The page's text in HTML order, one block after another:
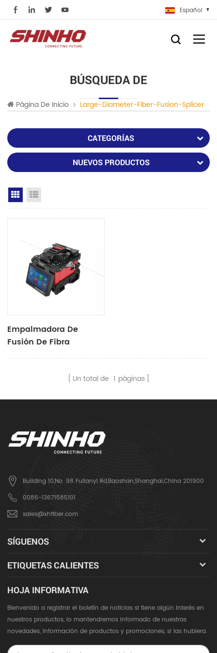
Español
BÚSQUEDA DE
Página De Inicio Large-Diameter-Fiber-Fusion-Splicer
CATEGORÍAS
NUEVOS PRODUCTOS
Grid View
Empalmadora De
Fusión De Fibra
Especial De Fibra De
Un total de 1 páginas
Building 10,No. 98 Fulianyi Rd,Baoshan,Shanghai,China 201900
0086-13671585101
sales@xhfiber.com
SÍGUENOS
ETIQUETAS CALIENTES
HOJA INFORMATIVA
Bienvenido a registrar el boletín de noticias si tiene algún interés en
nuestros productos, lo mantendremos informado de nuestras
novedades, información de productos y promociones, si las hubiera.